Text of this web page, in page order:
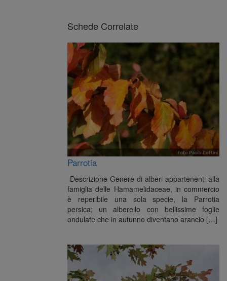
Schede Correlate
Parrotia
Descrizione Genere di alberi appartenenti alla
famiglia delle Hamamelidaceae, in commercio
è reperibile una sola specie, la Parrotia
persica; un alberello con bellissime foglie
ondulate che in autunno diventano arancio […]